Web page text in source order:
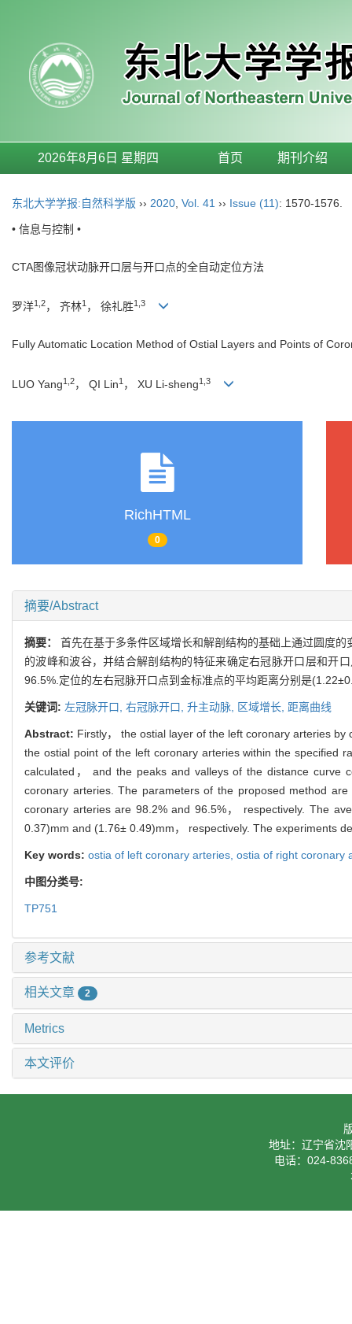
2026年8月6日 星期四 首页 期刊介绍
东北大学学报:自然科学版 ›› 2020 Vol. 41 ›› Issue (11): 1570-1576.
• 信息与控制 •
CTA图像冠状动脉开口层与开口点的全自动定位方法
罗洋1,2， 齐林1 ， 徐礼胜1,3
Fully Automatic Location Method of Ostial Layers and Points of
LUO Yang1,2， QI Lin1 ， XU Li-sheng1,3
RichHTML
0
摘要/Abstract
摘要： 首先在基于多条件区域增长和解剖结构的基础上通过圆度
的波峰和波谷，并结合解剖结构的特征来确定右冠脉开口层和开
96.5%.定位的左右冠脉开口点到金标准点的平均距离分别是
关键词: 左冠脉开口, 右冠脉开口, 升主动脉, 区域增长, 距离曲线
Abstract: Firstly， the ostial layer of the left coronary arteries
the ostial point of the left coronary arteries within the specified
calculated， and the peaks and valleys of the distance curve
coronary arteries. The parameters of the proposed method
coronary arteries are 98.2% and 96.5%， respectively. The
0.37)mm and (1.76± 0.49)mm， respectively. The experiments
Key words: ostia of left coronary arteries, ostia of right coronary
中图分类号:
TP751
参考文献
相关文章 2
Metrics
本文评价
地址：辽宁省沈
电话：024-